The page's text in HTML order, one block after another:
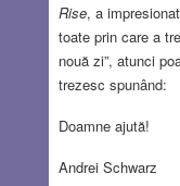
Rise, a
toate prin care a
nouă zi”, atunci
trezesc spunând:
Doamne ajută!
Andrei Schwarz